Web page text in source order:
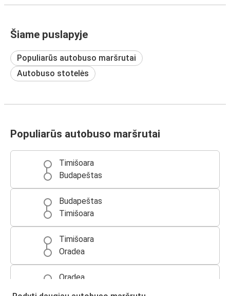
Šiame puslapyje
Populiarūs autobuso maršrutai
Autobuso stotelės
Populiarūs autobuso maršrutai
Timišoara
Budapeštas
Budapeštas
Timišoara
Timišoara
Oradea
Oradea